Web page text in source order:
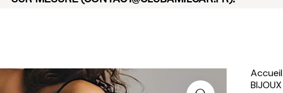
Accueil
BIJOUX